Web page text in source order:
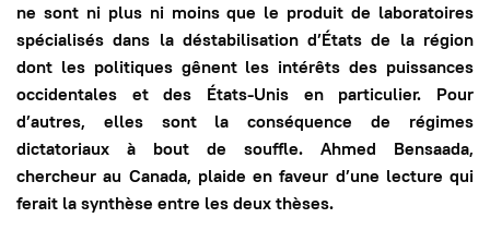
ne sont ni plus ni moins que le produit de laboratoires
spécialisés dans la déstabilisation d’États de la région
dont les politiques gênent les intérêts des puissances
occidentales et des États-Unis en particulier. Pour
d’autres, elles sont la conséquence de régimes
dictatoriaux à bout de souffle. Ahmed Bensaada,
chercheur au Canada, plaide en faveur d’une lecture qui
ferait la synthèse entre les deux thèses.